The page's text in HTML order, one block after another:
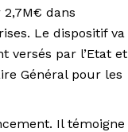
dans
Le dispositif va
versés par l’Etat et
Général pour les
Il témoigne